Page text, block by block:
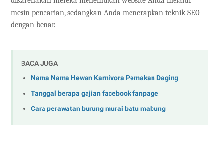
mesin pencarian, sedangkan Anda menerapkan teknik SEO
dengan benar.
BACA JUGA
Nama Nama Hewan Karnivora Pemakan Daging
Tanggal berapa gajian facebook fanpage
Cara perawatan burung murai batu mabung